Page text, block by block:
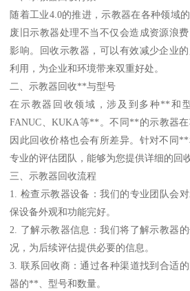
随着工业4.0的推进，示教器在各种领域
废旧示教器处理不当不仅会造成资源浪
影响。回收示教器，可以有效减少企业
利用，为企业和环境带来双重好处。
二、示教器回收**与型号
在示教器回收领域，涉及到多种**和
FANUC、KUKA等**。不同**的示教器在
因此回收价格也会有所差异。针对不同
专业的评估团队，能够为您提供详细的回
三、示教器回收流程
1. 检查示教器设备：我们的专业团队会
保设备外观和功能完好。
2. 了解示教器信息：我们将了解示教器
况，为后续评估提供必要的信息。
3. 联系回收商：通过各种渠道找到合适
器的**、型号和数量。